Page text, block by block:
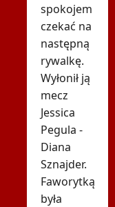
spokojem
czekać na
następną
rywalkę.
Wyłonił ją
mecz
Jessica
Pegula -
Diana
Sznajder.
Faworytką
była